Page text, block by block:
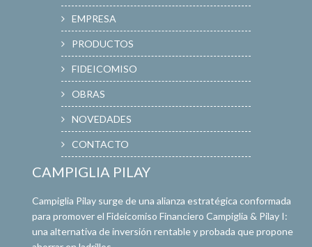
EMPRESA
PRODUCTOS
FIDEICOMISO
OBRAS
NOVEDADES
CONTACTO
CAMPIGLIA PILAY
Campiglia Pilay surge de una alianza estratégica conformada
para promover el Fideicomiso Financiero Campiglia & Pilay I:
una alternativa de inversión rentable y probada que propone